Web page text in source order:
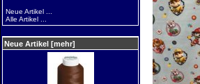
Neue Artikel ...
Alle Artikel ...
Neue Artikel [mehr]